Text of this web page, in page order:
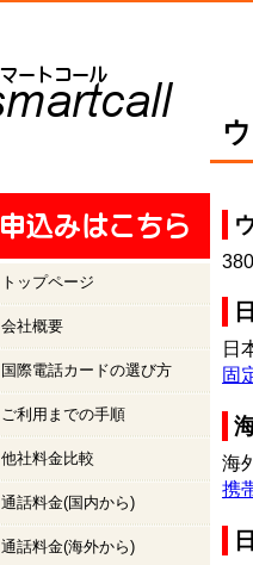
380
日
固
海
携
トップページ
会社概要
国際電話カードの選び方
ご利用までの手順
他社料金比較
通話料金(国内から)
通話料金(海外から)